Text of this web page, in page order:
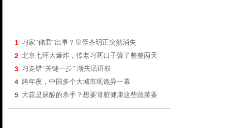
1 习家“储君”出事？皇侄齐明正突然消失
2 北京七环大爆炸，传老习两口子躲了整整两天
3 习走错“关键一步” 渐失话语权
4 跨年夜，中国多个大城市现诡异一幕
5 大蒜是尿酸的杀手？想要肾脏健康这些蔬菜要